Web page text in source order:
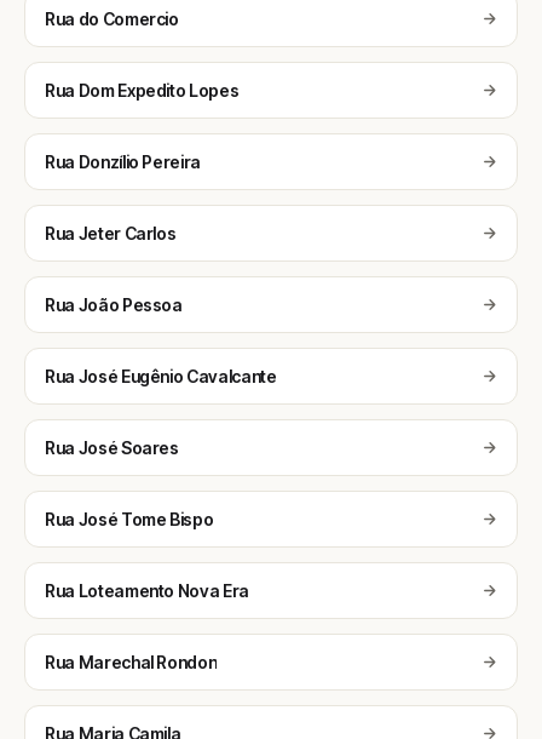
Rua do Comercio
Rua Dom Expedito Lopes
Rua Donzílio Pereira
Rua Jeter Carlos
Rua João Pessoa
Rua José Eugênio Cavalcante
Rua José Soares
Rua José Tome Bispo
Rua Loteamento Nova Era
Rua Marechal Rondon
Rua Maria Camila